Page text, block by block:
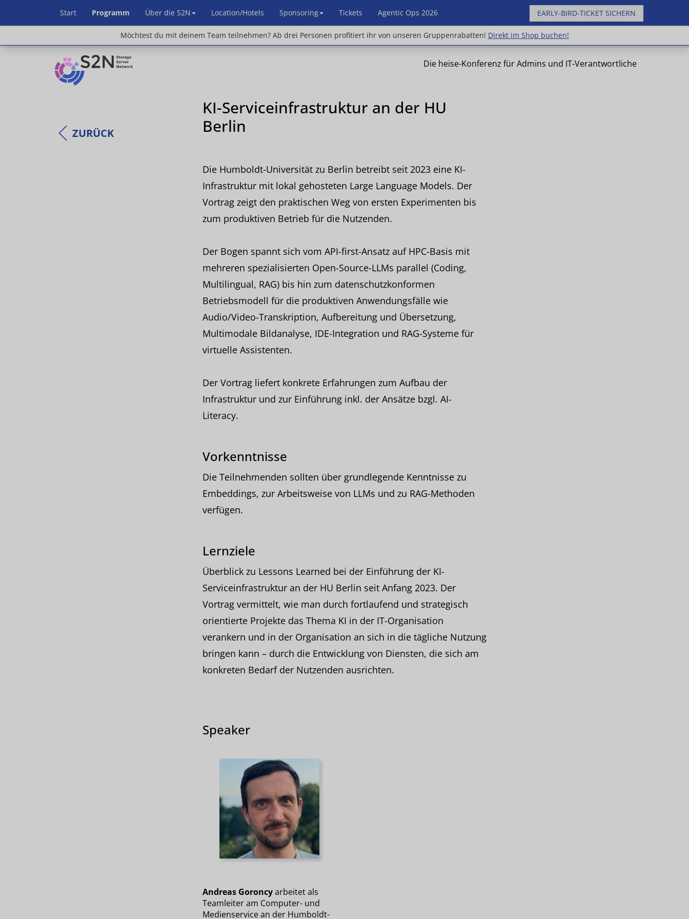
Start Programm Über die S2N Location/Hotels Sponsoring Tickets Agentic Ops 2026 EARLY-BIRD-TICKET SICHERN
Möchtest du mit deinem Team teilnehmen? Ab drei Personen profitiert ihr von unseren Gruppenrabatten! Direkt im Shop buchen!
Möchtest du mit deinem Team teilnehmen? Ab drei Personen profitiert ihr von unseren Gruppenrabatten!Direkt im Shop buchen!
Die heise-Konferenz für Admins und IT-Verantwortliche
ZURÜCK
KI-Serviceinfrastruktur an der HU
Berlin
Die Humboldt-Universität zu Berlin betreibt seit 2023 eine KI-
Infrastruktur mit lokal gehosteten Large Language Models. Der
Vortrag zeigt den praktischen Weg von ersten Experimenten bis
zum produktiven Betrieb für die Nutzenden.
Der Bogen spannt sich vom API-first-Ansatz auf HPC-Basis mit
mehreren spezialisierten Open-Source-LLMs parallel (Coding,
Multilingual, RAG) bis hin zum datenschutzkonformen
Betriebsmodell für die produktiven Anwendungsfälle wie
Audio/Video-Transkription, Aufbereitung und Übersetzung,
Multimodale Bildanalyse, IDE-Integration und RAG-Systeme für
virtuelle Assistenten.
Der Vortrag liefert konkrete Erfahrungen zum Aufbau der
Infrastruktur und zur Einführung inkl. der Ansätze bzgl. AI-
Literacy.
Vorkenntnisse
Die Teilnehmenden sollten über grundlegende Kenntnisse zu
Embeddings, zur Arbeitsweise von LLMs und zu RAG-Methoden
verfügen.
Lernziele
Überblick zu Lessons Learned bei der Einführung der KI-
Serviceinfrastruktur an der HU Berlin seit Anfang 2023. Der
Vortrag vermittelt, wie man durch fortlaufend und strategisch
orientierte Projekte das Thema KI in der IT-Organisation
verankern und in der Organisation an sich in die tägliche Nutzung
bringen kann – durch die Entwicklung von Diensten, die sich am
konkreten Bedarf der Nutzenden ausrichten.
Speaker
Andreas Goroncyarbeitet als
Teamleiter am Computer- und
Medienservice an der Humboldt-